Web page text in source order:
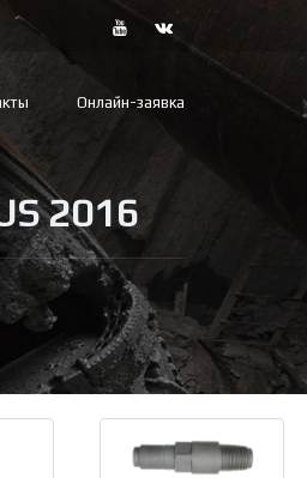
Онлайн-заявка
2016